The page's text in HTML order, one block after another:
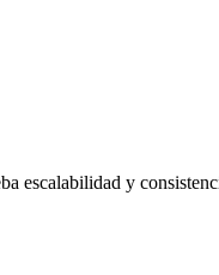
escalabilidad y